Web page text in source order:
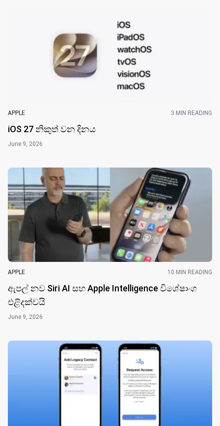
APPLE 3 MIN READING
iOS 27 නිකුත් වන දින​ය
June 9, 2026
APPLE 10 MIN READING
ඇපල් නව Siri AI සහ Apple Intelligence විශේෂාංග
එළිදක්වයි
June 9, 2026